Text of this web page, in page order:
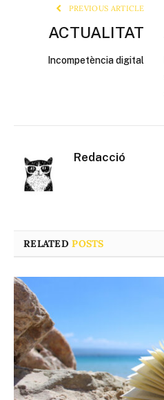
PREVIOUS ARTICLE
ACTUALITAT
Incompetència digital
Redacció
RELATEDPOSTS